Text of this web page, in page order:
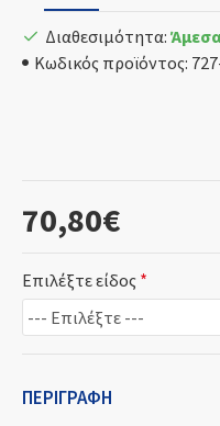
70,80€
Διαθεσιμότητα:
Κωδικός προϊόντος:
Επιλέξτε είδος
ΠΕΡΙΓΡΑΦΉ